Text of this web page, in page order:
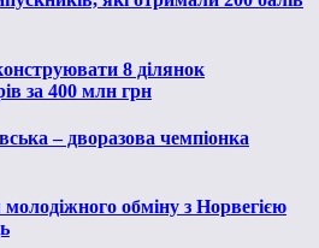
8 ділянок
за 400 млн грн
– дворазова чемпіонка
обміну з Норвегією